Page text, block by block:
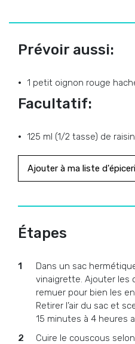
Prévoir aussi:
1 petit oignon rouge
Facultatif:
125 ml (1/2 tasse) de
Ajouter à ma liste
Étapes
Dans un sac
vinaigrette. Ajouter les
remuer pour bien les
Retirer l’air du sac et
15 minutes à 4 heures
Cuire le couscous